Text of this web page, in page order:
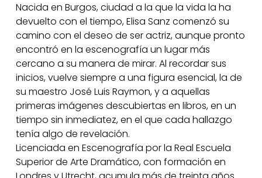
Nacida en Burgos, ciudad a la que la vida la ha
devuelto con el tiempo, Elisa Sanz comenzó su
camino con el deseo de ser actriz, aunque pronto
encontró en la escenografía un lugar más
cercano a su manera de mirar. Al recordar sus
inicios, vuelve siempre a una figura esencial, la de
su maestro José Luis Raymon, y a aquellas
primeras imágenes descubiertas en libros, en un
tiempo sin inmediatez, en el que cada hallazgo
tenía algo de revelación.
Licenciada en Escenografía por la Real Escuela
Superior de Arte Dramático, con formación en